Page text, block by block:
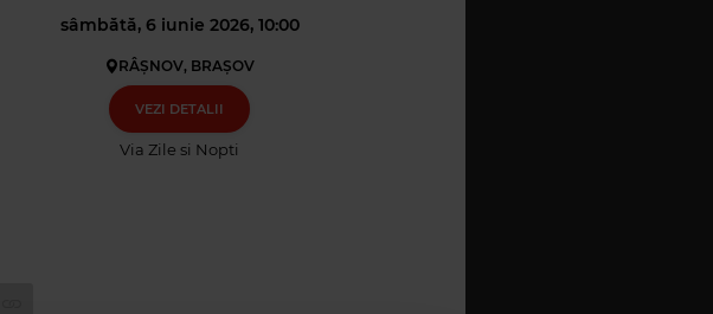
sâmbătă, 6 iunie 2026, 10:00
RÂȘNOV, BRAŞOV
VEZI DETALII
Via Zile si Nopti